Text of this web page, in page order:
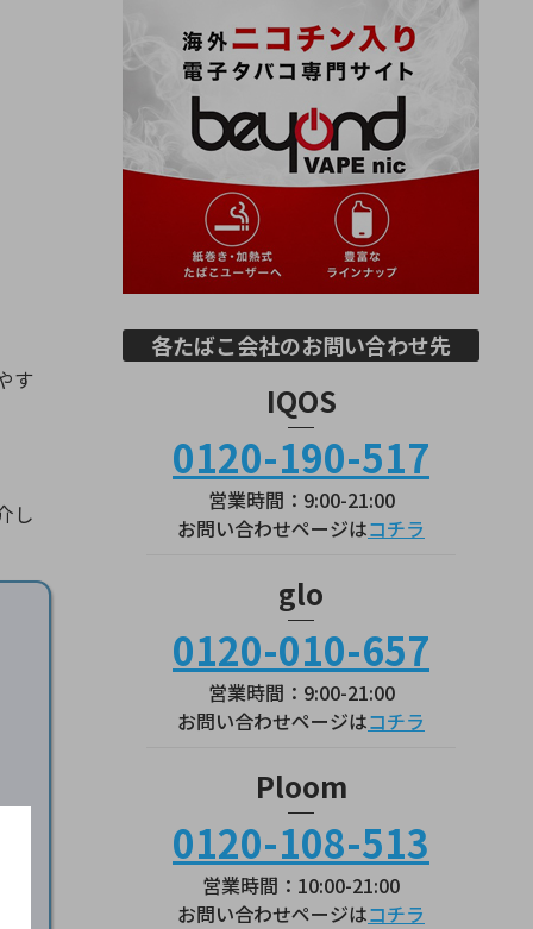
す
し
各たばこ会社のお問い合わせ先
IQOS
0120-190-517
営業時間：9:00-21:00
お問い合わせページはコチラ
glo
0120-010-657
営業時間：9:00-21:00
お問い合わせページはコチラ
Ploom
0120-108-513
営業時間：10:00-21:00
お問い合わせページはコチラ